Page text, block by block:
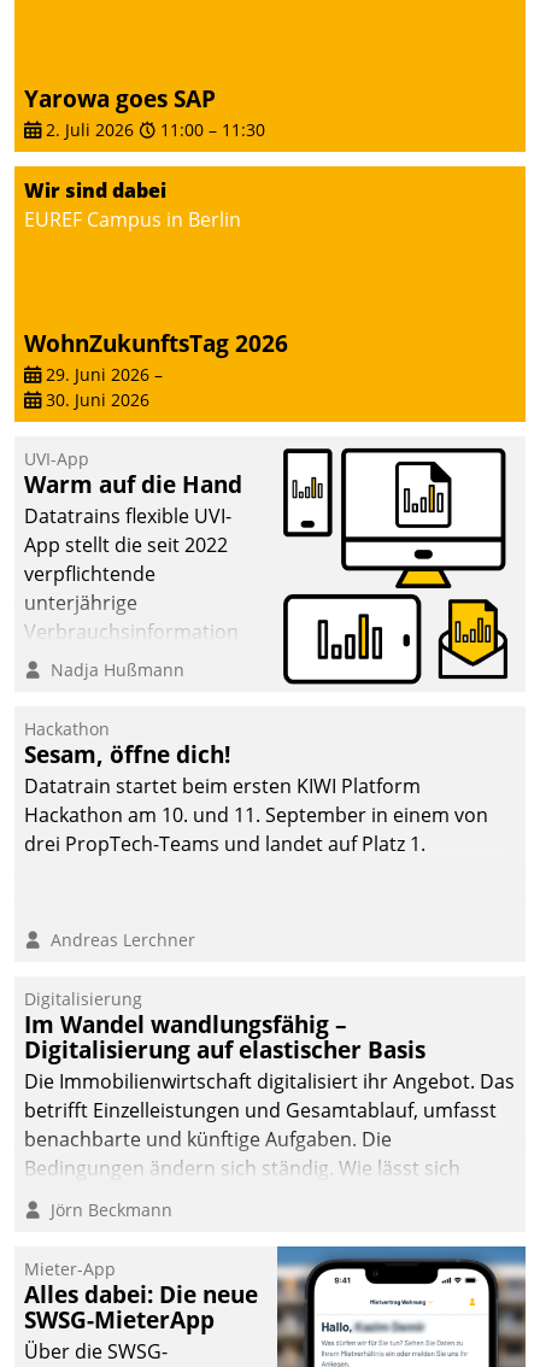
zielgerichtete
Mieterbefragungen – eine
starke Grundlage für
intelligente,
datengestützte
Entscheidungen.
Yarowa goes SAP
2. Juli 2026 11:00 – 11:30
Wir sind dabei
EUREF Campus in Berlin
WohnZukunftsTag 2026
29. Juni 2026 –
30. Juni 2026
UVI-App
Warm auf die Hand
Datatrains flexible UVI-
App stellt die seit 2022
verpflichtende
unterjährige
Verbrauchsinformation
schnell, zuverlässig und
Die monatlichen
Mitteilungen zum
Heizungs- und
Wasserverbrauch gehen
automatisiert, vollständig
und auf Wunsch über
Kommunikationswege bei
Nadja Hußmann
Hackathon
Sesam, öffne dich!
Datatrain startet beim ersten KIWI Platform
Hackathon am 10. und 11. September in einem von
drei PropTech-Teams und landet auf Platz 1.
Andreas Lerchner
Digitalisierung
Im Wandel wandlungsfähig –
Digitalisierung auf elastischer Basis
Die Immobilienwirtschaft digitalisiert ihr Angebot. Das
betrifft Einzelleistungen und Gesamtablauf, umfasst
benachbarte und künftige Aufgaben. Die
Bedingungen ändern sich ständig. Wie lässt sich
technisch die Kontrolle wahren und zugleich Freiraum
fürs Wachsen öffnen?
Jörn Beckmann
Mieter-App
Alles dabei: Die neue
SWSG-MieterApp
Über die SWSG-